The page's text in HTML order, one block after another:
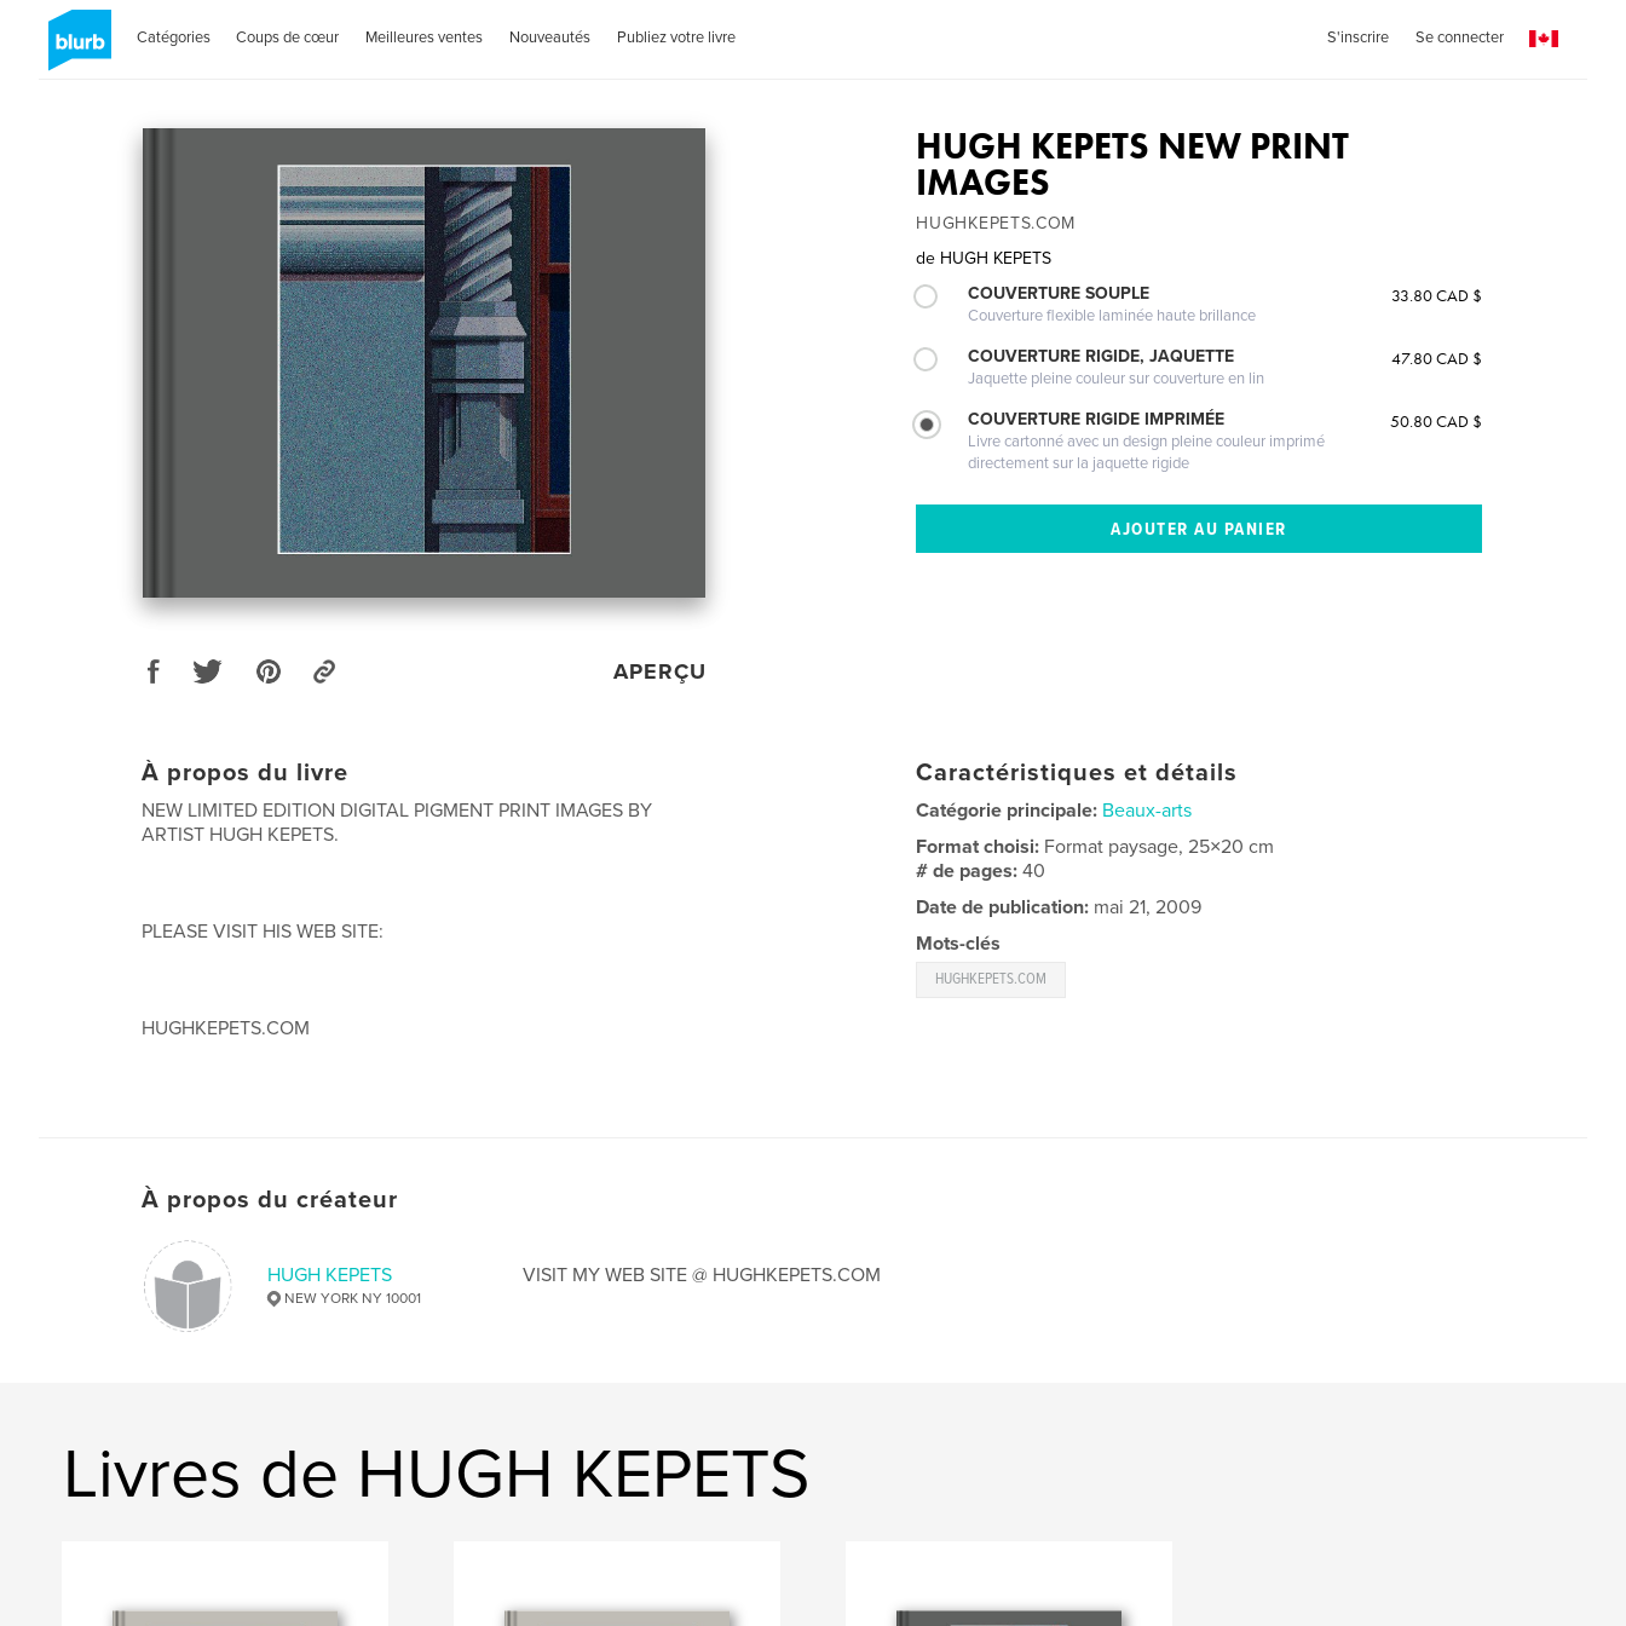
Catégories Coups de cœur Meilleures ventes Nouveautés Publiez votre livre S'inscrire Se connecter
APERÇU
HUGH KEPETS NEW PRINT
IMAGES
HUGHKEPETS.COM
de HUGH KEPETS
COUVERTURE SOUPLE
Couverture flexible laminée haute brillance
33.80 CAD $
COUVERTURE RIGIDE, JAQUETTE
Jaquette pleine couleur sur couverture en lin
47.80 CAD $
COUVERTURE RIGIDE IMPRIMÉE
Livre cartonné avec un design pleine couleur imprimé
directement sur la jaquette rigide
50.80 CAD $
À propos du livre
NEW LIMITED EDITION DIGITAL PIGMENT PRINT IMAGES BY
ARTIST HUGH KEPETS.
PLEASE VISIT HIS WEB SITE:
HUGHKEPETS.COM
Caractéristiques et détails
Catégorie principale: Beaux-arts
Format choisi: Format paysage, 25×20 cm
# de pages:40
Date de publication: mai 21, 2009
Mots-clés
HUGHKEPETS.COM
À propos du créateur
HUGH KEPETS
NEW YORK NY 10001
VISIT MY WEB SITE @ HUGHKEPETS.COM
Livres de HUGH KEPETS